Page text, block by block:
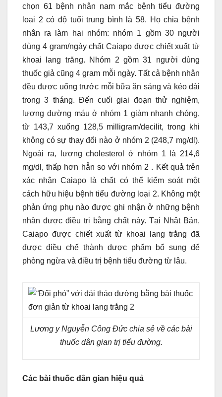
chọn 61 bệnh nhân nam mắc bệnh tiểu đường
loại 2 có độ tuổi trung bình là 58. Họ chia bệnh
nhân ra làm hai nhóm: nhóm 1 gồm 30 người
dùng 4 gram/ngày chất Caiapo được chiết xuất từ
khoai lang trăng. Nhóm 2 gồm 31 người dùng
thuốc giả cũng 4 gram mỗi ngày. Tất cả bệnh nhân
đều được uống trước mỗi bữa ăn sáng và kéo dài
trong 3 tháng. Đến cuối giai đoạn thử nghiệm,
lượng đường máu ở nhóm 1 giảm nhanh chóng,
từ 143,7 xuống 128,5 milligram/decilit, trong khi
không có sự thay đổi nào ở nhóm 2 (248,7 mg/dl).
Ngoài ra, lượng cholesterol ở nhóm 1 là 214,6
mg/dl, thấp hơn hẳn so với nhóm 2 . Kết quả trên
xác nhận Caiapo là chất có thể kiểm soát một
cách hữu hiệu bệnh tiểu đường loại 2. Không một
phản ứng phụ nào được ghi nhận ở những bệnh
nhân được điều trị bằng chất này. Tại Nhật Bản,
Caiapo được chiết xuất từ khoai lang trắng đã
được điều chế thành dược phẩm bổ sung để
phòng ngừa và điều trị bệnh tiểu đường từ lâu.
Lương y Nguyễn Công Đức chia sẻ về các bài
thuốc dân gian trị tiểu đường.
Các bài thuốc dân gian hiệu quả